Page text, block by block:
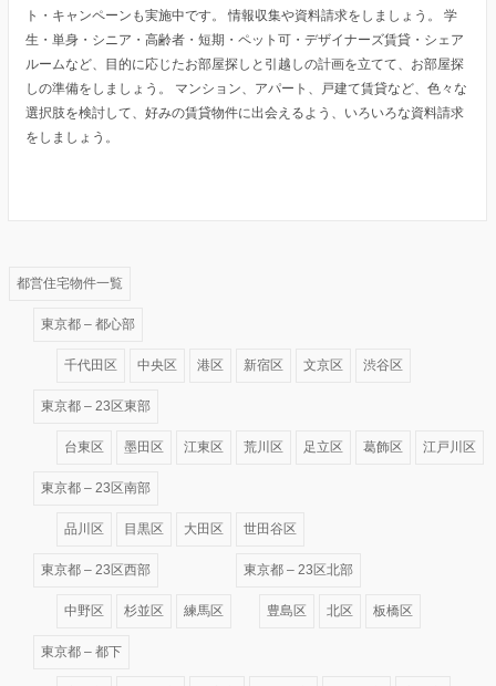
ト・キャンペーンも実施中です。 情報収集や資料請求をしましょう。 学
生・単身・シニア・高齢者・短期・ペット可・デザイナーズ賃貸・シェア
ルームなど、目的に応じたお部屋探しと引越しの計画を立てて、お部屋探
しの準備をしましょう。 マンション、アパート、戸建て賃貸など、色々な
選択肢を検討して、好みの賃貸物件に出会えるよう、いろいろな資料請求
をしましょう。
都営住宅物件一覧
東京都 – 都心部
千代田区 中央区 港区 新宿区 文京区 渋谷区
東京都 – 23区東部
台東区 墨田区 江東区 荒川区 足立区 葛飾区 江戸川区
東京都 – 23区南部
品川区 目黒区 大田区 世田谷区
東京都 – 23区西部
中野区 杉並区 練馬区
東京都 – 23区北部
豊島区 北区 板橋区
東京都 – 都下